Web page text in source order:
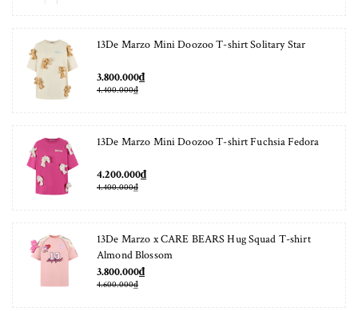
13De Marzo Mini Doozoo T-shirt Solitary Star
3.800.000₫
4.400.000₫
13De Marzo Mini Doozoo T-shirt Fuchsia Fedora
4.200.000₫
4.400.000₫
13De Marzo x CARE BEARS Hug Squad T-shirt
Almond Blossom
3.800.000₫
4.600.000₫